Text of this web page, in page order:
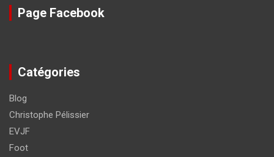
Page Facebook
Catégories
Blog
Christophe Pélissier
EVJF
Foot